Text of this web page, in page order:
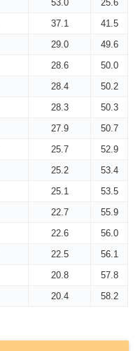
53.0
25.6
37.1
41.5
29.0
49.6
28.6
50.0
28.4
50.2
28.3
50.3
27.9
50.7
25.7
52.9
25.2
53.4
25.1
53.5
22.7
55.9
22.6
56.0
22.5
56.1
20.8
57.8
20.4 58.2